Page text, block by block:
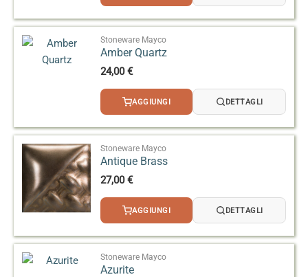
Stoneware Mayco
Amber Quartz
24,00€
AGGIUNGI DETTAGLI
Stoneware Mayco
Antique Brass
27,00€
AGGIUNGI DETTAGLI
Stoneware Mayco
Azurite